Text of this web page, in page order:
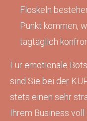
Floskeln
Punkt kommen,
tagtäglich
Für emotionale
sind Sie bei der
stets einen sehr
Ihrem Business